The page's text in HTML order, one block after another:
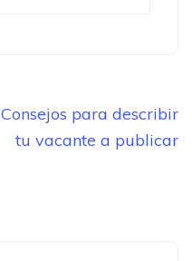
Consejos para describir
tu vacante a publicar